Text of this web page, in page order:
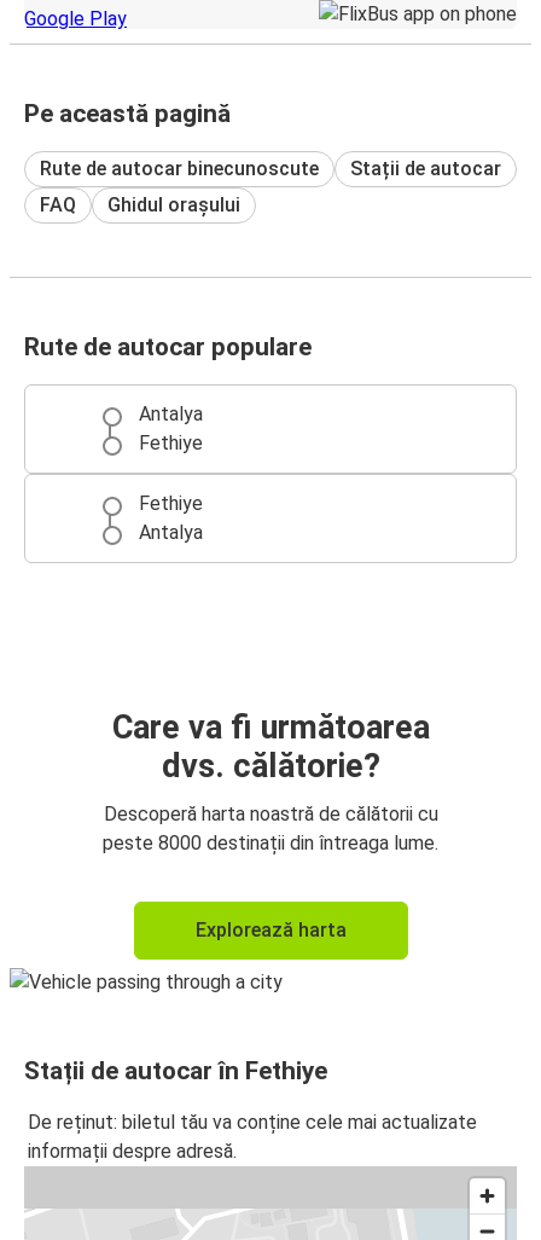
Pe această pagină
Rute de autocar binecunoscute
Stații de autocar
FAQ
Ghidul orașului
Rute de autocar populare
Antalya
Fethiye
Fethiye
Antalya
Care va fi următoarea
dvs. călătorie?
Descoperă harta noastră de călătorii cu
peste 8000 destinații din întreaga lume.
Explorează harta
Stații de autocar în Fethiye
De reținut: biletul tău va conține cele mai actualizate
informații despre adresă.